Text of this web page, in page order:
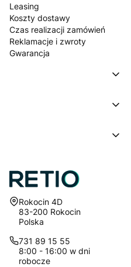
Leasing
Koszty dostawy
Czas realizacji zamówień
Reklamacje i zwroty
Gwarancja
Adres:
Rokocin 4D
83-200 Rokocin
Polska
731 89 15 55
8:00 - 16:00 w dni
robocze